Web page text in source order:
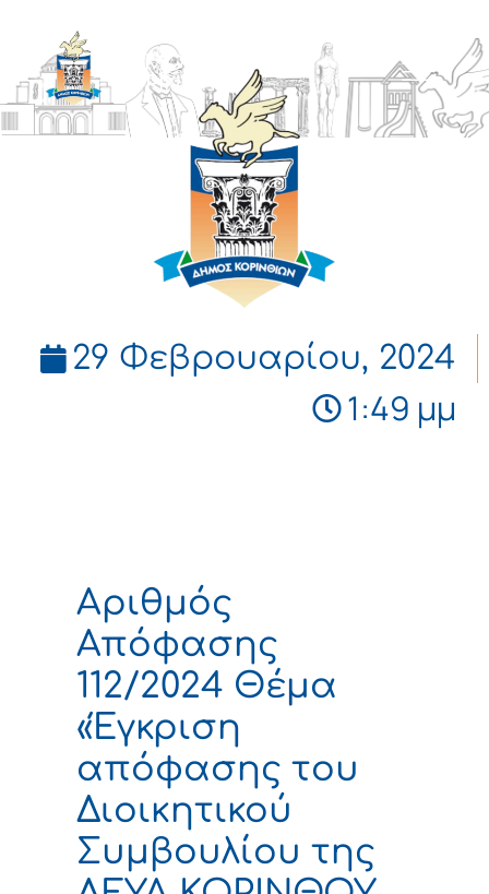
ΔΗΜΟΣ
ΚΟΡΙΝΘΙΩΝ
29 Φεβρουαρίου, 2024
1:49 μμ
Αριθμός
Απόφασης
112/2024 Θέμα
«Έγκριση
απόφασης του
Διοικητικού
Συμβουλίου της